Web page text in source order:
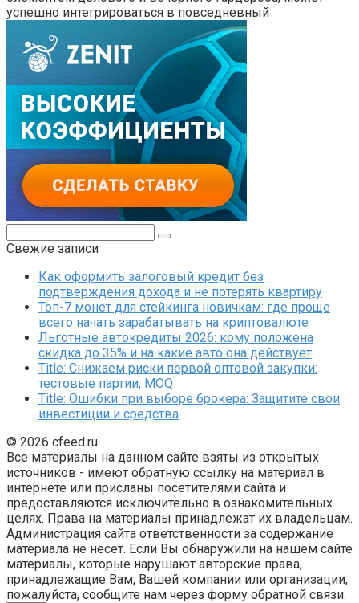
успешно интегрироваться в повседневный
Свежие записи
Как оформить залоговый кредит без
подтверждения дохода и не потерять квартиру
Топ-7 монет для стейкинга новичкам: где проще
всего начать зарабатывать на криптовалюте
Льготные автокредиты 2026: кому положена
скидка до 35% и на какие авто она действует
Title: Снижаем риски первой оптовой закупки:
тестовые партии, MOQ
Title: Ошибки при выборе брокера: Защитите свои
инвестиции и средства
© 2026 cfeed.ru
Все материалы на данном сайте взяты из открытых
источников - имеют обратную ссылку на материал в
интернете или присланы посетителями сайта и
предоставляются исключительно в ознакомительных
целях. Права на материалы принадлежат их владельцам.
Администрация сайта ответственности за содержание
материала не несет. Если Вы обнаружили на нашем сайте
материалы, которые нарушают авторские права,
принадлежащие Вам, Вашей компании или организации,
пожалуйста, сообщите нам через форму обратной связи.